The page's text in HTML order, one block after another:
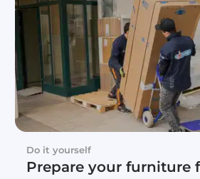
Do it yourself
Prepare your furniture